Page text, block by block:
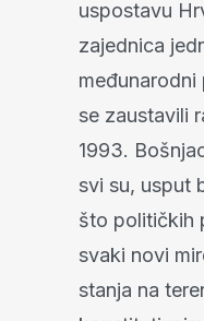
uspostavu
zajednica
se zaustavili
1993.
svi su, usput
što političkih
svaki novi
stanja na